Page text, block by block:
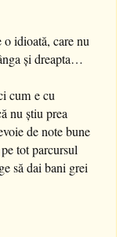
idioată, care nu
şi dreapta…
cum e cu
nu ştiu prea
de note bune
tot parcursul
să dai bani grei